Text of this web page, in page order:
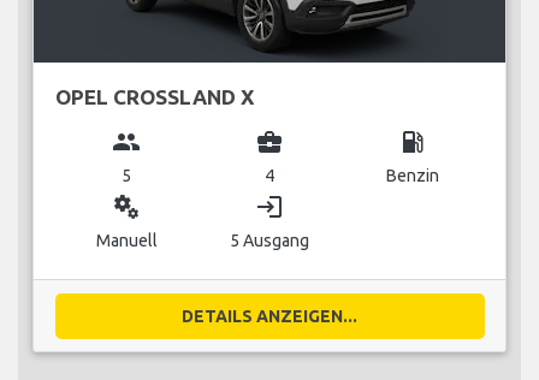
OPEL CROSSLAND X
group
5
business_center
4
local_gas_station
Benzin
miscellaneous_services
Manuell
login
5 Ausgang
DETAILS ANZEIGEN...